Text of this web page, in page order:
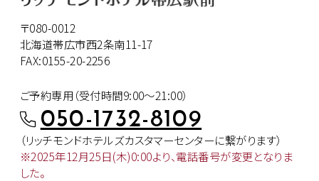
〒080-0012
北海道帯広市西2条南11-17
FAX:0155-20-2256
ご予約専用（受付時間9:00～21:00）
050-1732-8109
（リッチモンドホテルズカスタマーセンターに繋がります）
※2025年12月25日(木)0:00より、電話番号が変更となりま
した。